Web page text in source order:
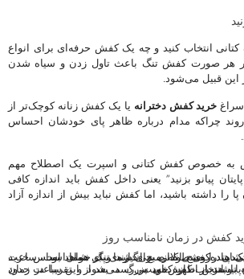
انتخاب کنید و چه یک کفش حرفه‌ای برای انواع
در هر صورت کفش تنگ باعث تاول زدن و سیاه شدن
این قبیل می‌شود.
سراغخرید کفش دخترانه یا یک کفش زنانه کوچک‌تر از
چراکه مدام درباره ظاهر پای خودشان احساس
به خصوص کفش کتانی و اسپرت یک اصطلاح مهم
پیانو بزنید” یعنی داخل کفش باید اندازه کافی
را داشته باشید، اما کفش نباید بیش از اندازه آزاد
کفش در زمان نامناسب روز
کفش را انجام می‌دهند. کفشی که صبح اندازه‌ی پای شما است، ساعت پنج بعد از ظهر و پس از یک پیاده‌روی طولانی برای شما تنگ خواهد بود.
اندازه خود می‌رسد، بعد از این ساعت زمان مناسبی برای اندازه‌گیری پا و انتخاب کفش است.